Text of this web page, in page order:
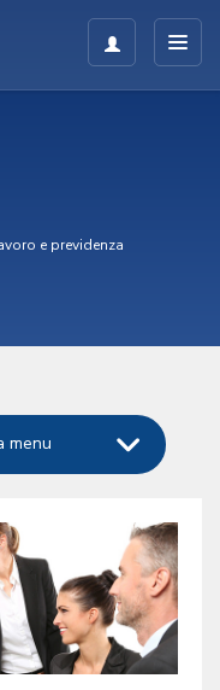
e previdenza
menu